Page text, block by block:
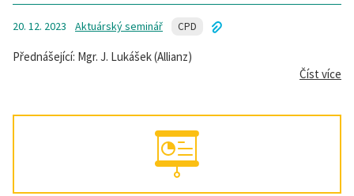
20. 12. 2023 Aktuárský seminář CPD
Přednášející: Mgr. J. Lukášek (Allianz)
Číst více